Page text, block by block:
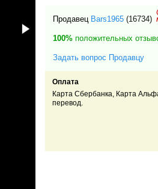
Продавец Bars1965 (16734)
100% положительных
Задать вопрос Продавцу
Оплата
Карта Сбербанка, Карта
перевод.